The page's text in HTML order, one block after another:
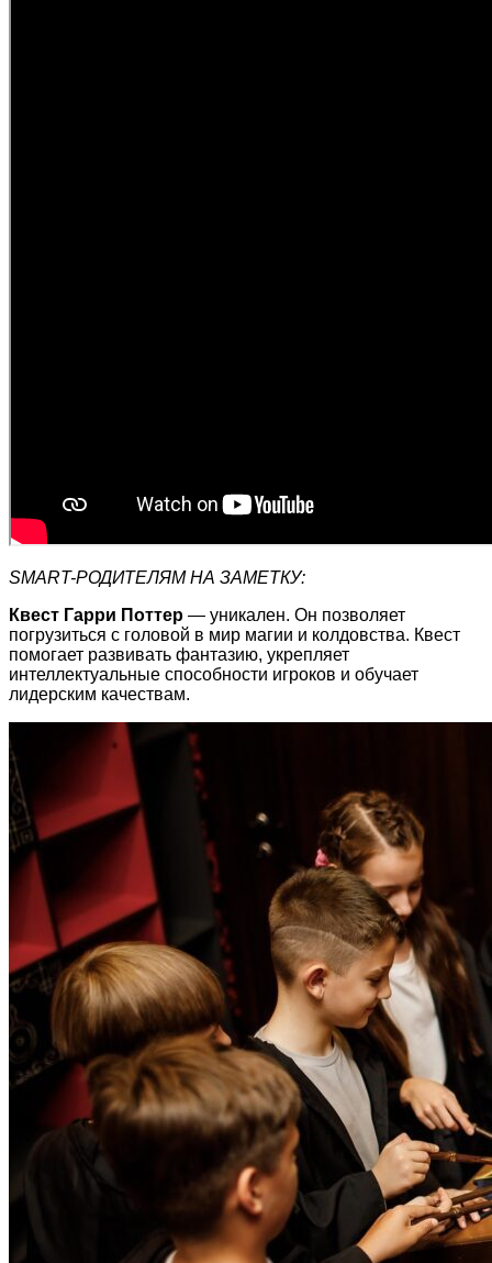
SMART-РОДИТЕЛЯМ НА ЗАМЕТКУ:
Квест Гарри Поттер — уникален. Он позволяет
погрузиться с головой в мир магии и колдовства. Квест
помогает развивать фантазию, укрепляет
интеллектуальные способности игроков и обучает
лидерским качествам.